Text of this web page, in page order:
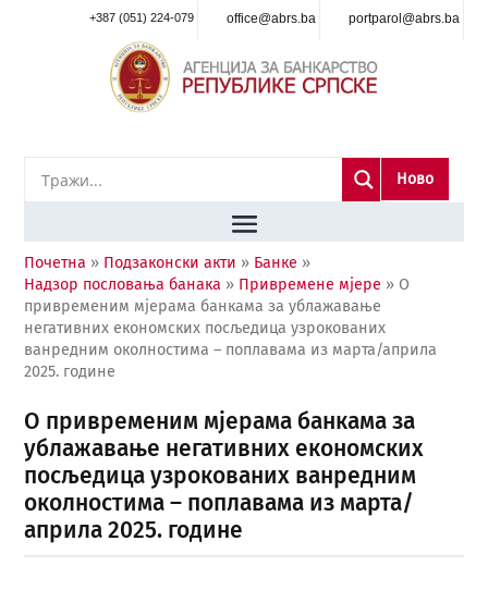
+387 (051) 224-079 office@abrs.ba portparol@abrs.ba
Ново
Почетна » Подзаконски акти » Банке »
Надзор пословања банака » Привремене мјере » О
привременим мјерама банкама за ублажавање
негативних економских посљедица узрокованих
ванредним околностима – поплавама из марта/априла
2025. године
О привременим мјерама банкама за
ублажавање негативних економских
посљедица узрокованих ванредним
околностима – поплавама из марта/
априла 2025. године